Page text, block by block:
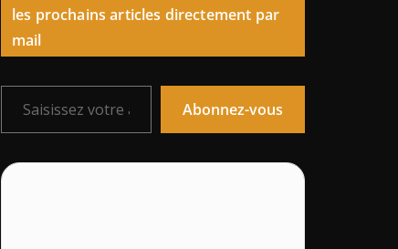
les prochains articles directement par
mail
Saisissez votre adresse e-mail…
Abonnez-vous